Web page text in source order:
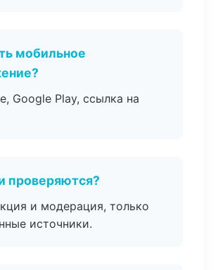
мобильное
Google Play, ссылка на
проверяются?
и модерация, только
источники.